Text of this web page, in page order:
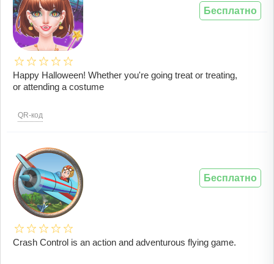
Happy Halloween! Whether you're going treat or treating,
or attending a costume
QR-код
Бесплатно
Crash Control is an action and adventurous flying game.
Бесплатно